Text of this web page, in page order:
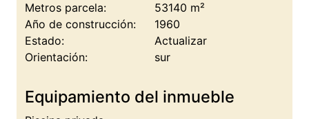
Metros parcela:
53140 m²
Año de construcción:
1960
Estado:
Actualizar
Orientación:
sur
Equipamiento del inmueble